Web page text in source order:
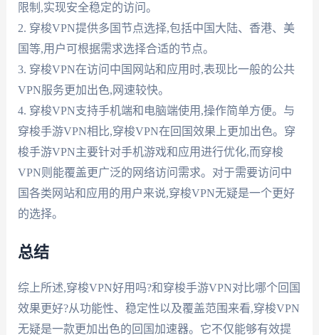
限制,实现安全稳定的访问。
2. 穿梭VPN提供多国节点选择,包括中国大陆、香港、美
国等,用户可根据需求选择合适的节点。
3. 穿梭VPN在访问中国网站和应用时,表现比一般的公共
VPN服务更加出色,网速较快。
4. 穿梭VPN支持手机端和电脑端使用,操作简单方便。与
穿梭手游VPN相比,穿梭VPN在回国效果上更加出色。穿
梭手游VPN主要针对手机游戏和应用进行优化,而穿梭
VPN则能覆盖更广泛的网络访问需求。对于需要访问中
国各类网站和应用的用户来说,穿梭VPN无疑是一个更好
的选择。
总结
综上所述,穿梭VPN好用吗?和穿梭手游VPN对比哪个回国
效果更好?从功能性、稳定性以及覆盖范围来看,穿梭VPN
无疑是一款更加出色的回国加速器。它不仅能够有效提